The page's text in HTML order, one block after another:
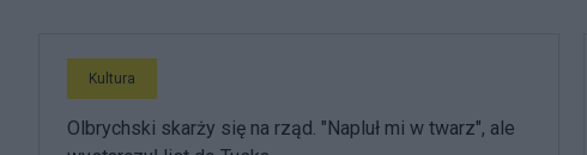
Kultura
Olbrychski skarży się na rząd. "Napluł mi w twarz", ale